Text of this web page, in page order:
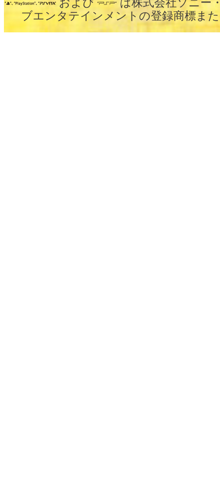
および
は株式会社ソニー
ブエンタテインメントの登録商標ま